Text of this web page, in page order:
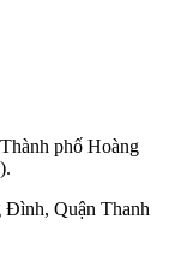
phố Hoàng
Đình, Quận Thanh